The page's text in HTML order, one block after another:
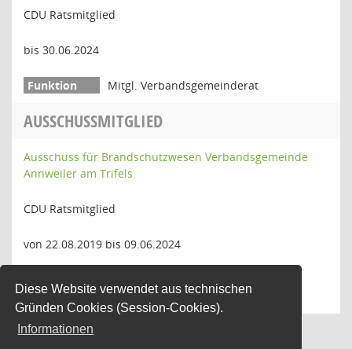
Diese Website verwendet aus technischen
Gründen Cookies (Session-Cookies).
Informationen
CDU Ratsmitglied
bis 30.06.2024
Mitgl. Verbandsgemeinderat
AUSSCHUSSMITGLIED
Ausschuss für Brandschutzwesen Verbandsgemeinde
Annweiler am Trifels
CDU Ratsmitglied
von 22.08.2019 bis 09.06.2024
Brandschutzwesen